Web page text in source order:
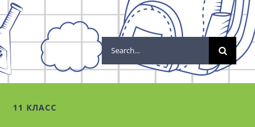
Search
for:
11 КЛАСС